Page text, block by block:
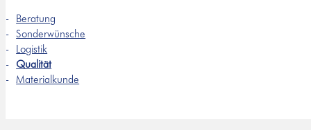
Beratung
Sonderwünsche
Logistik
Qualität
Materialkunde